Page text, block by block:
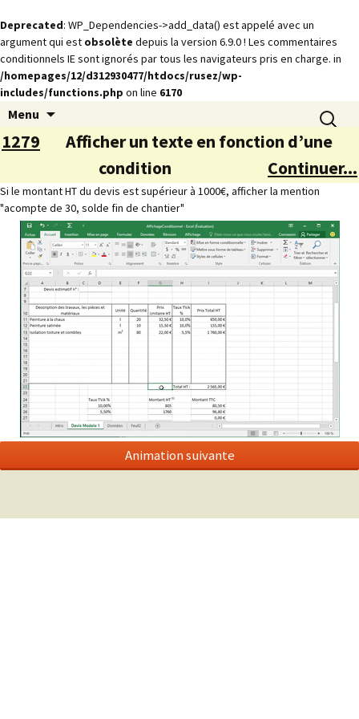
Deprecated: WP_Dependencies->add_data() est appelé avec un
argument qui est obsolète depuis la version 6.9.0 ! Les commentaires
conditionnels IE sont ignorés par tous les navigateurs pris en charge. in
/homepages/12/d312930477/htdocs/rusez/wp-
includes/functions.php on line 6170
rusez.com
Animations
Menu
contenu
1279
Afficher un texte en fonction d’une
condition
Continuer...
Si le montant HT du devis est supérieur à 1000€, afficher la mention
"acompte de 30, solde fin de chantier"